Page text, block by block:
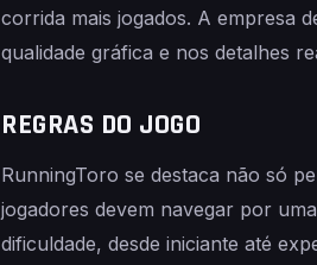
corrida mais jogados. A empresa
qualidade gráfica e nos detalhes
REGRAS DO JOGO
RunningToro se destaca não só
jogadores devem navegar por
dificuldade, desde iniciante até